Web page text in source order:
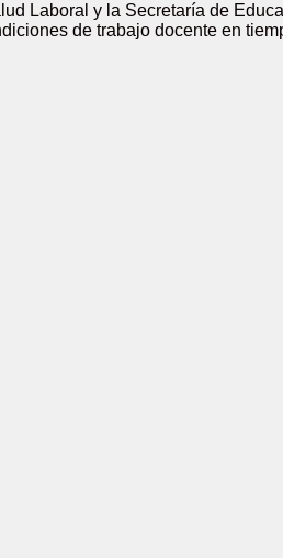
Laboral y la Secretaría de
de trabajo docente en